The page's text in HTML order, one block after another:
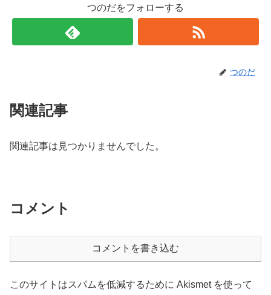
つのだをフォローする
つのだ
関連記事
関連記事は見つかりませんでした。
コメント
コメントを書き込む
このサイトはスパムを低減するために Akismet を使って